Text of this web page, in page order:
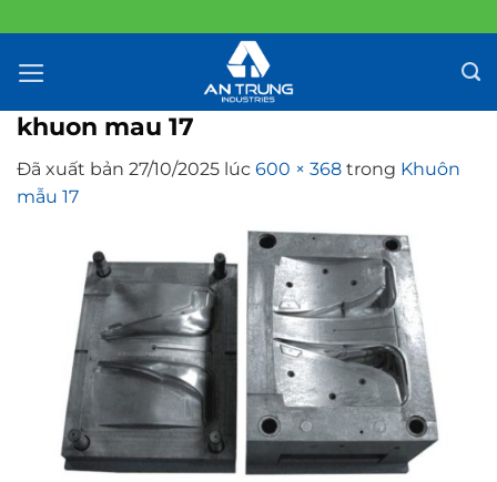
đến
nội
khuon mau 17
Đã xuất bản 27/10/2025 lúc 600 × 368 trong Khuôn
mẫu 17